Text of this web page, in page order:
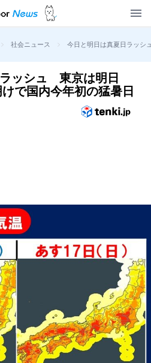
> 社会ニュース > 今日と明日は真夏日ラッ
ッシュ 東京は明日
国内今年初の猛暑日